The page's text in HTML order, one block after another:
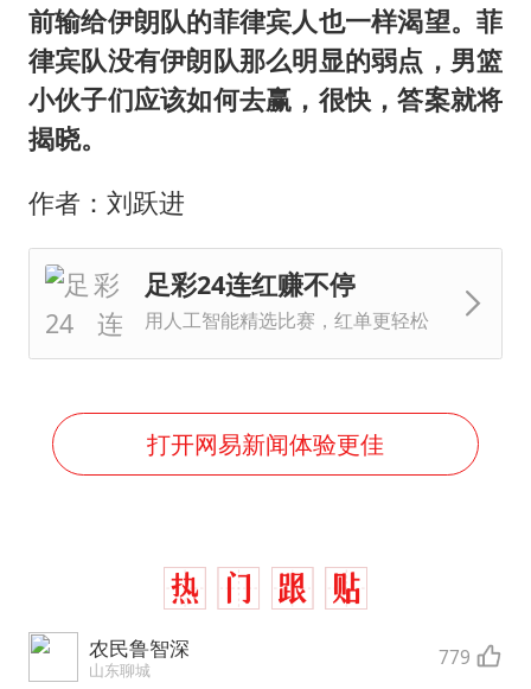
前输给伊朗队的菲律宾人也一样渴望。菲
律宾队没有伊朗队那么明显的弱点，男篮
小伙子们应该如何去赢，很快，答案就将
揭晓。
作者：刘跃进
足彩24连红赚不停
用人工智能精选比赛，红单更轻松
打开网易新闻体验更佳
农民鲁智深
山东聊城 779